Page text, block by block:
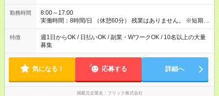
勤務時間
8:00～17:00
実働時間：8時間/日 （休憩60分） 残業はありません。 ※短期の
募集は行っておりません。予めご了承くださいませ。
特徴
週1日からOK / 日払いOK / 副業・WワークOK / 10名以上の大量
募集
気になる！ 応募する 詳細へ
掲載元企業名 フリック株式会社